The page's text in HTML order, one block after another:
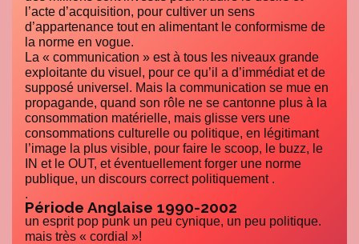
l’acte d’acquisition, pour cultiver un sens
d’appartenance tout en alimentant le conformisme de
la norme en vogue.
La « communication » est à tous les niveaux grande
exploitante du visuel, pour ce qu’il a d’immédiat et de
supposé universel. Mais la communication se mue en
propagande, quand son rôle ne se cantonne plus à la
consommation matérielle, mais glisse vers une
consommations culturelle ou politique, en légitimant
l’image la plus visible, pour faire le scoop, le buzz, le
IN et le OUT, et éventuellement forger une norme
publique, un discours correct politiquement .
.
Période Anglaise 1990-2002
un esprit pop punk un peu cynique, un peu politique.
mais très « cordial »!